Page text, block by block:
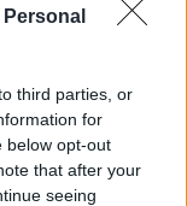
third parties, or
for
below opt-out
that after your
seeing